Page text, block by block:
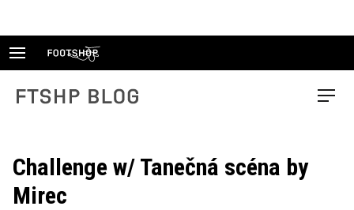
FTSHP blog Menu
Challenge w/ Tanečná scéna by
Mirec